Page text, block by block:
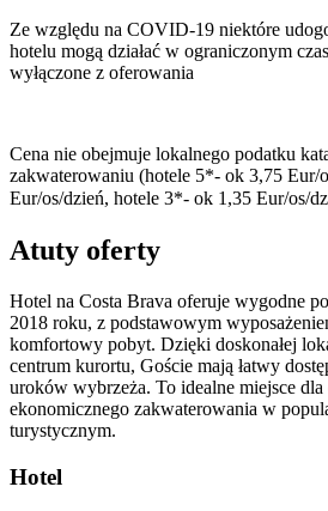
Ze względu na COVID-19 niektóre
hotelu mogą działać w ograniczonym
wyłączone z oferowania
Cena nie obejmuje lokalnego podatku
zakwaterowaniu (hotele 5*- ok 3,75 Eur/
Eur/os/dzień, hotele 3*- ok 1,35 Eur/os/
Atuty oferty
Hotel na Costa Brava oferuje wygodne
2018 roku, z podstawowym
komfortowy pobyt. Dzięki doskonałej
centrum kurortu, Goście mają łatwy
uroków wybrzeża. To idealne miejsce dla
ekonomicznego zakwaterowania w
turystycznym.
Hotel